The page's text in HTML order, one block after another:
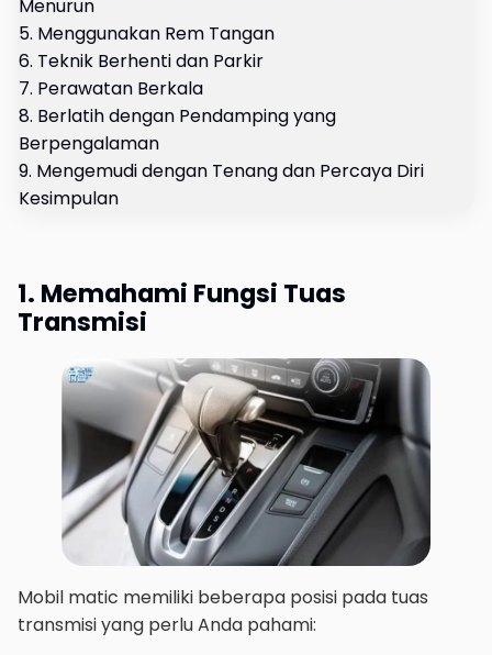
Menurun
5. Menggunakan Rem Tangan
6. Teknik Berhenti dan Parkir
7. Perawatan Berkala
8. Berlatih dengan Pendamping yang
Berpengalaman
9. Mengemudi dengan Tenang dan Percaya Diri
Kesimpulan
1. Memahami Fungsi Tuas
Transmisi
Mobil matic memiliki beberapa posisi pada tuas
transmisi yang perlu Anda pahami: